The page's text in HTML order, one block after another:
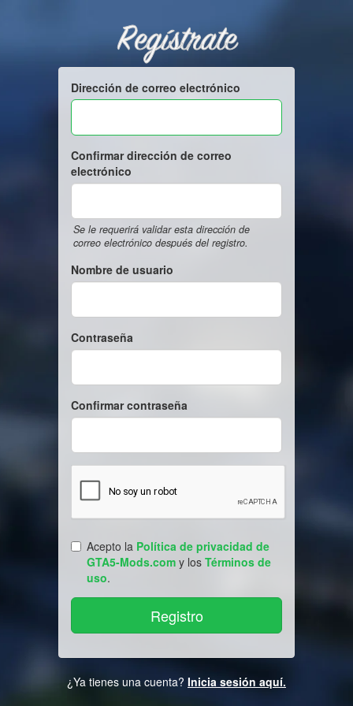
Regístrate
Dirección de correo electrónico
Confirmar dirección de correo
electrónico
Se le requerirá validar esta dirección de
correo electrónico después del registro.
Nombre de usuario
Contraseña
Confirmar contraseña
Acepto la Política de privacidad de
GTA5-Mods.com y los Términos de
uso.
¿Ya tienes una cuenta? Inicia sesión aquí.